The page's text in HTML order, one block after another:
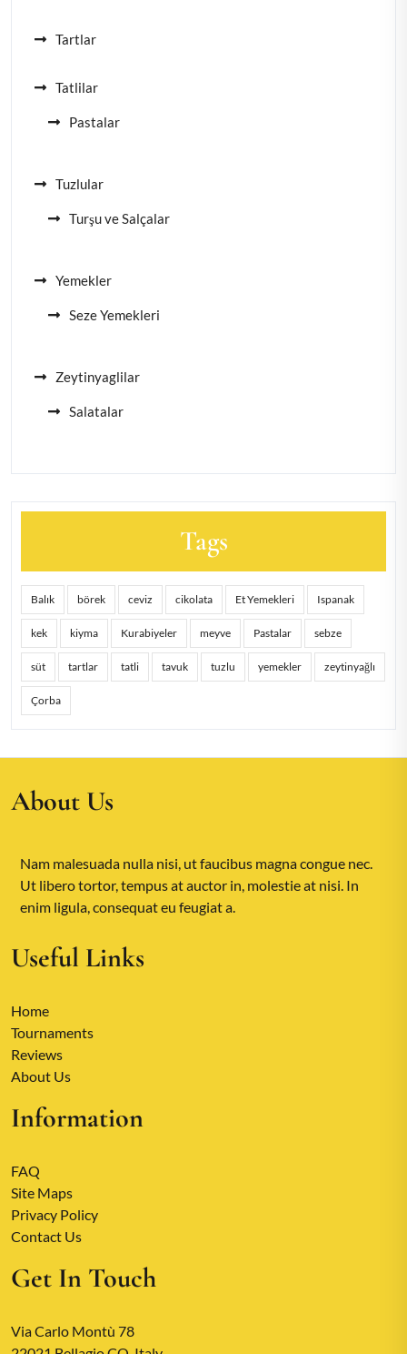
Tartlar
Tatlilar
Pastalar
Tuzlular
Turşu ve Salçalar
Yemekler
Seze Yemekleri
Zeytinyaglilar
Salatalar
Tags
Balık börek ceviz cikolata Et Yemekleri Ispanak
kek kiyma Kurabiyeler meyve Pastalar sebze
süt tartlar tatli tavuk tuzlu yemekler zeytinyağlı
Çorba
About Us
Nam malesuada nulla nisi, ut faucibus magna congue nec.
Ut libero tortor, tempus at auctor in, molestie at nisi. In
enim ligula, consequat eu feugiat a.
Useful Links
Home
Tournaments
Reviews
About Us
Information
FAQ
Site Maps
Privacy Policy
Contact Us
Get In Touch
Via Carlo Montù 78